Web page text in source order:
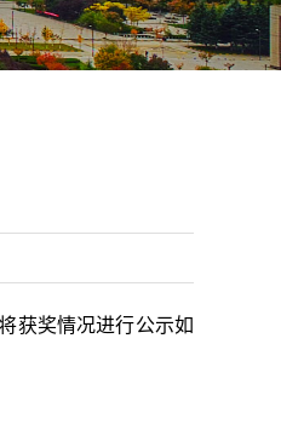
获奖情况进行公示如